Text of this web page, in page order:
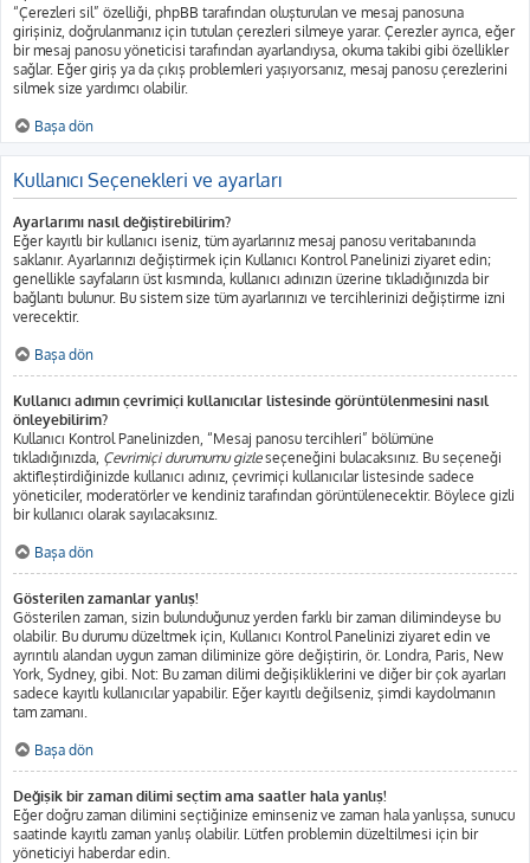
“Çerezleri sil” özelliği, phpBB tarafından oluşturulan ve mesaj panosuna
girişiniz, doğrulanmanız için tutulan çerezleri silmeye yarar. Çerezler ayrıca, eğer
bir mesaj panosu yöneticisi tarafından ayarlandıysa, okuma takibi gibi özellikler
sağlar. Eğer giriş ya da çıkış problemleri yaşıyorsanız, mesaj panosu çerezlerini
silmek size yardımcı olabilir.
Başa dön
Kullanıcı Seçenekleri ve ayarları
Ayarlarımı nasıl değiştirebilirim?
Eğer kayıtlı bir kullanıcı iseniz, tüm ayarlarınız mesaj panosu veritabanında
saklanır. Ayarlarınızı değiştirmek için Kullanıcı Kontrol Panelinizi ziyaret edin;
genellikle sayfaların üst kısmında, kullanıcı adınızın üzerine tıkladığınızda bir
bağlantı bulunur. Bu sistem size tüm ayarlarınızı ve tercihlerinizi değiştirme izni
verecektir.
Başa dön
Kullanıcı adımın çevrimiçi kullanıcılar listesinde görüntülenmesini nasıl
önleyebilirim?
Kullanıcı Kontrol Panelinizden, “Mesaj panosu tercihleri” bölümüne
tıkladığınızda, Çevrimiçi durumumu gizleseçeneğini bulacaksınız. Bu seçeneği
aktifleştirdiğinizde kullanıcı adınız, çevrimiçi kullanıcılar listesinde sadece
yöneticiler, moderatörler ve kendiniz tarafından görüntülenecektir. Böylece gizli
bir kullanıcı olarak sayılacaksınız.
Başa dön
Gösterilen zamanlar yanlış!
Gösterilen zaman, sizin bulunduğunuz yerden farklı bir zaman dilimindeyse bu
olabilir. Bu durumu düzeltmek için, Kullanıcı Kontrol Panelinizi ziyaret edin ve
ayrıntılı alandan uygun zaman diliminize göre değiştirin, ör. Londra, Paris, New
York, Sydney, gibi. Not: Bu zaman dilimi değişikliklerini ve diğer bir çok ayarları
sadece kayıtlı kullanıcılar yapabilir. Eğer kayıtlı değilseniz, şimdi kaydolmanın
tam zamanı.
Başa dön
Değişik bir zaman dilimi seçtim ama saatler hala yanlış!
Eğer doğru zaman dilimini seçtiğinize eminseniz ve zaman hala yanlışsa, sunucu
saatinde kayıtlı zaman yanlış olabilir. Lütfen problemin düzeltilmesi için bir
yöneticiyi haberdar edin.